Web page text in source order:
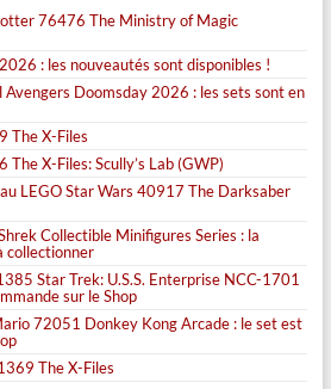
76476 The Ministry of Magic
: les nouveautés sont disponibles !
Doomsday 2026 : les sets sont en
The X-Files
X-Files: Scully’s Lab (GWP)
LEGO Star Wars 40917 The Darksaber
Collectible Minifigures Series : la
collectionner
Star Trek: U.S.S. Enterprise NCC-1701
sur le Shop
72051 Donkey Kong Arcade : le set est
The X-Files